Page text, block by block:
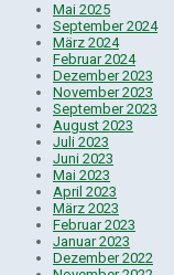
Mai 2025
September 2024
März 2024
Februar 2024
Dezember 2023
November 2023
September 2023
August 2023
Juli 2023
Juni 2023
Mai 2023
April 2023
März 2023
Februar 2023
Januar 2023
Dezember 2022